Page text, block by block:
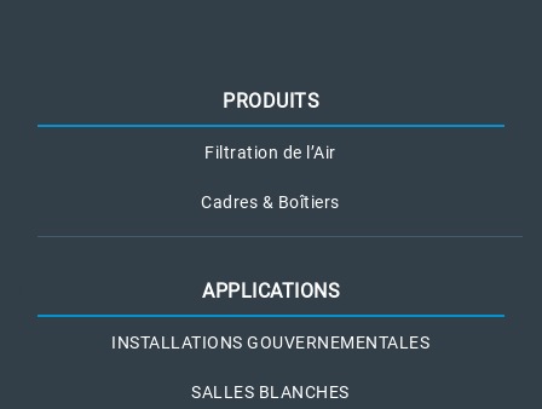
PRODUITS
Filtration de l’Air
Cadres & Boîtiers
APPLICATIONS
INSTALLATIONS GOUVERNEMENTALES
SALLES BLANCHES